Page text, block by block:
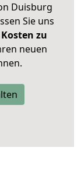
Duisburg
Sie uns
zu
neuen